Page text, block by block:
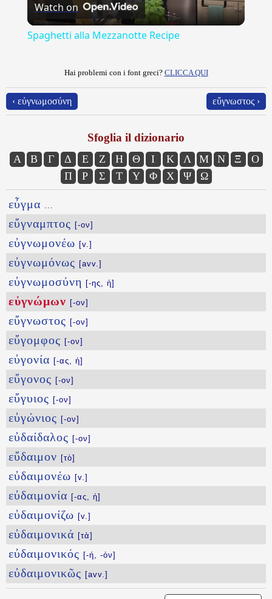
Video
Watch on
Spaghetti alla Mezzanotte Recipe
Hai problemi con i font greci? CLICCA QUI
‹ εὐγνωμοσύνη εὔγνωστος ›
Sfoglia il dizionario
Α Β Γ Δ Ε Ζ Η Θ Ι Κ Λ Μ Ν Ξ
Ο
Π
Ρ Σ Τ Υ Φ Χ Ψ Ω
εὖγμα ...
εὔγναμπτος [-ον]
εὐγνωμονέω [v.]
εὐγνωμόνως [avv.]
εὐγνωμοσύνη [-ης, ἡ]
εὐγνώμων [-ον]
εὔγνωστος [-ον]
εὔγομφος [-ον]
εὐγονία [-ας, ἡ]
εὔγονος [-ον]
εὔγυιος [-ον]
εὐγώνιος [-ον]
εὐδαίδαλος [-ον]
εὔδαιμον [τὸ]
εὐδαιμονέω [v.]
εὐδαιμονία [-ας, ἡ]
εὐδαιμονίζω [v.]
εὐδαιμονικά [τὰ]
εὐδαιμονικός [-ή, -όν]
εὐδαιμονικῶς [avv.]